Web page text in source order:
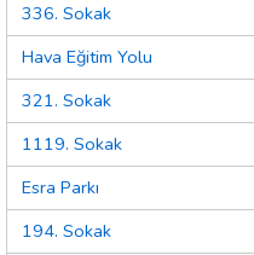
336. Sokak
Hava Eğitim Yolu
321. Sokak
1119. Sokak
Esra Parkı
194. Sokak